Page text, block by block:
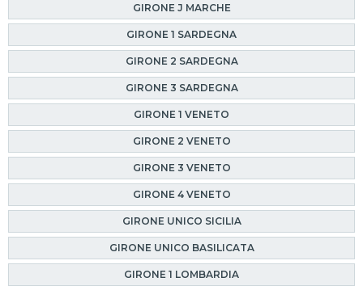
GIRONE J MARCHE
GIRONE 1 SARDEGNA
GIRONE 2 SARDEGNA
GIRONE 3 SARDEGNA
GIRONE 1 VENETO
GIRONE 2 VENETO
GIRONE 3 VENETO
GIRONE 4 VENETO
GIRONE UNICO SICILIA
GIRONE UNICO BASILICATA
GIRONE 1 LOMBARDIA